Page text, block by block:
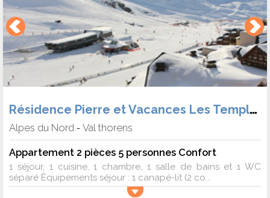
Résidence Pierre et Vacances Les Temples du Soleil (Héb. + Forf.)
Alpes du Nord - Val thorens
Appartement 2 pièces 5 personnes Confort
1 séjour, 1 cuisine, 1 chambre, 1 salle de bains et 1 WC
séparé Équipements séjour : 1 canapé-lit (2 co...